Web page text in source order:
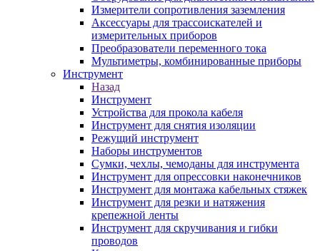
Измерители сопротивления заземления
Аксессуары для трассоискателей и
измерительных приборов
Преобразователи переменного тока
Мультиметры, комбинированные приборы
Инструмент
Назад
Инструмент
Устройства для прокола кабеля
Инструмент для снятия изоляции
Режущий инструмент
Наборы инструментов
Сумки, чехлы, чемоданы для инструмента
Инструмент для опрессовки наконечников
Инструмент для монтажа кабельных стяжек
Инструмент для резки и натяжения
крепежной ленты
Инструмент для скручивания и гибки
проводов